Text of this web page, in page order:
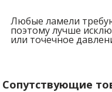
Любые ламели
поэтому лучше
или точечное
Сопутствующие